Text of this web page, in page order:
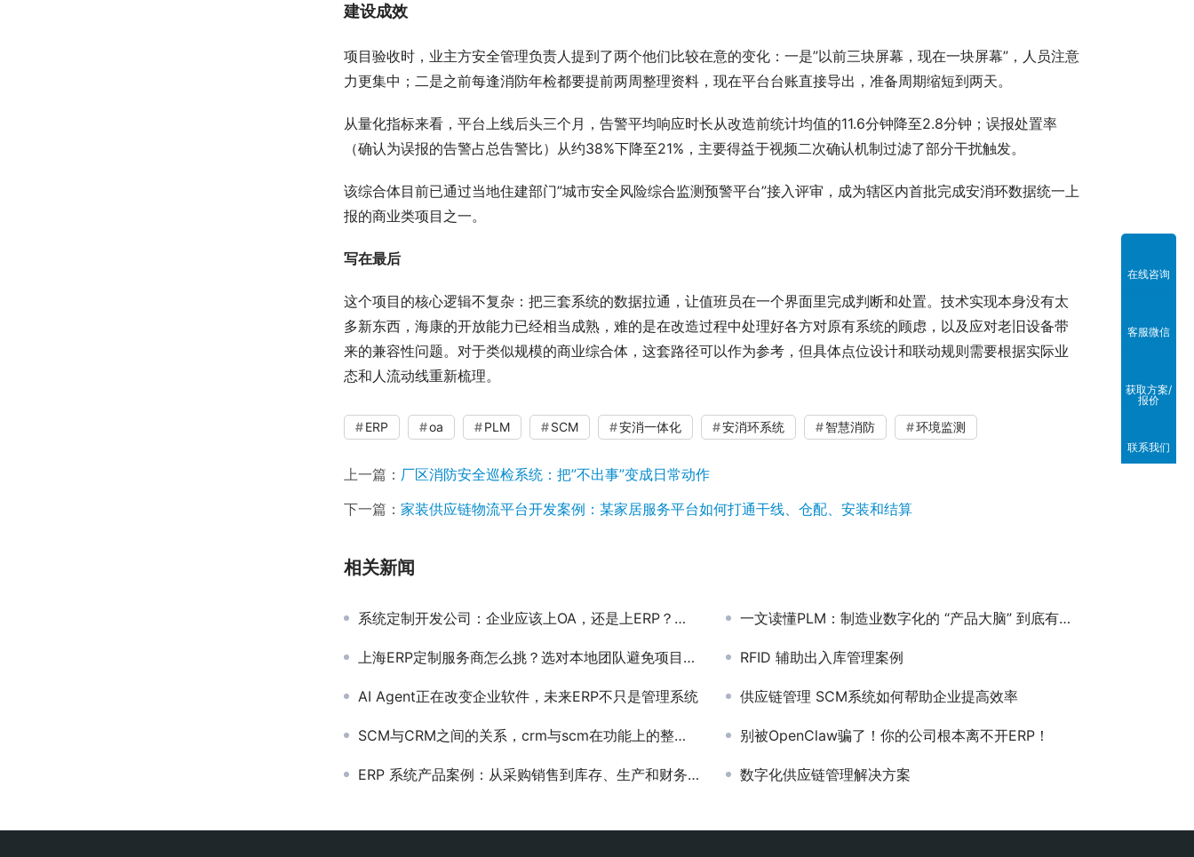
建设成效
项目验收时，业主方安全管理负责人提到了两个他们比较在意的变化：一是”以前三块屏幕，现在一块屏幕”，人员注意
力更集中；二是之前每逢消防年检都要提前两周整理资料，现在平台台账直接导出，准备周期缩短到两天。
从量化指标来看，平台上线后头三个月，告警平均响应时长从改造前统计均值的11.6分钟降至2.8分钟；误报处置率
（确认为误报的告警占总告警比）从约38%下降至21%，主要得益于视频二次确认机制过滤了部分干扰触发。
该综合体目前已通过当地住建部门”城市安全风险综合监测预警平台”接入评审，成为辖区内首批完成安消环数据统一上
报的商业类项目之一。
写在最后
这个项目的核心逻辑不复杂：把三套系统的数据拉通，让值班员在一个界面里完成判断和处置。技术实现本身没有太
多新东西，海康的开放能力已经相当成熟，难的是在改造过程中处理好各方对原有系统的顾虑，以及应对老旧设备带
来的兼容性问题。对于类似规模的商业综合体，这套路径可以作为参考，但具体点位设计和联动规则需要根据实际业
态和人流动线重新梳理。
ERP oa PLM SCM 安消一体化 安消环系统 智慧消防 环境监测
上一篇： 厂区消防安全巡检系统：把”不出事”变成日常动作
下一篇： 家装供应链物流平台开发案例：某家居服务平台如何打通干线、仓配、安装和结算
相关新闻
系统定制开发公司：企业应该上OA，还是上ERP？别再纠结，看完秒懂！ 一文读懂PLM：制造业数字化的 “产品大脑” 到底有多强？
上海ERP定制服务商怎么挑？选对本地团队避免项目烂尾 RFID 辅助出入库管理案例
AI Agent正在改变企业软件，未来ERP不只是管理系统 供应链管理 SCM系统如何帮助企业提高效率
SCM与CRM之间的关系，crm与scm在功能上的整合包括什么？ 别被OpenClaw骗了！你的公司根本离不开ERP！
ERP 系统产品案例：从采购销售到库存、生产和财务的一体化管理 数字化供应链管理解决方案
在线咨询
客服微信
获取方案/
报价
联系我们